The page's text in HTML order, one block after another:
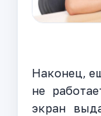
Наконец,
не
экран